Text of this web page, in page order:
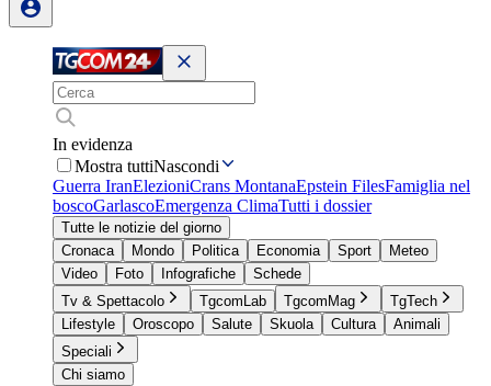
In evidenza
Mostra tuttiNascondi
Guerra IranElezioniCrans MontanaEpstein FilesFamiglia nel
boscoGarlascoEmergenza ClimaTutti i dossier
Tutte le notizie del giorno
Cronaca
Mondo Politica Economia Sport
Meteo
Video
Foto Infografiche
Schede
Tv & Spettacolo
TgcomLab TgcomMag
TgTech
Lifestyle
Oroscopo Salute Skuola Cultura
Animali
Speciali
Chi siamo